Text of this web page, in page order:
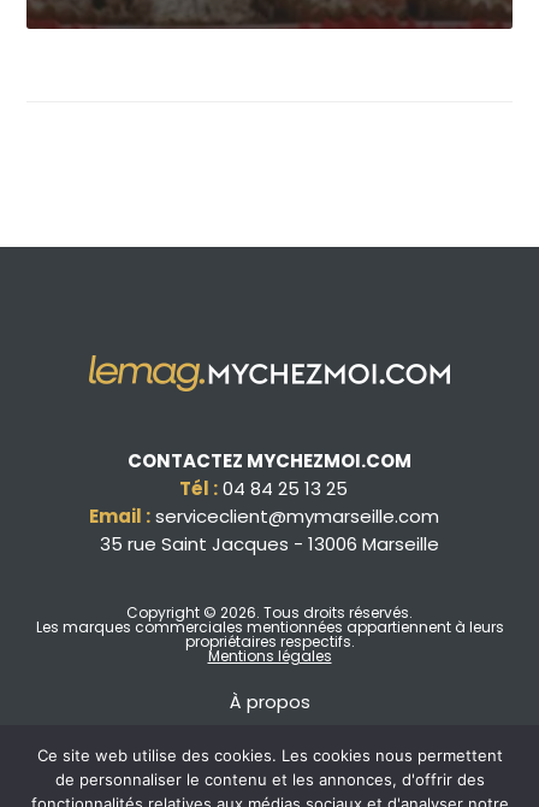
CONTACTEZ MYCHEZMOI.COM
Tél :04 84 25 13 25
Email : serviceclient@mymarseille.com
35 rue Saint Jacques - 13006 Marseille
Copyright © 2026. Tous droits réservés.
Les marques commerciales mentionnées appartiennent à leurs
propriétaires respectifs.
Mentions légales
À propos
Ce site web utilise des cookies. Les cookies nous permettent
de personnaliser le contenu et les annonces, d'offrir des